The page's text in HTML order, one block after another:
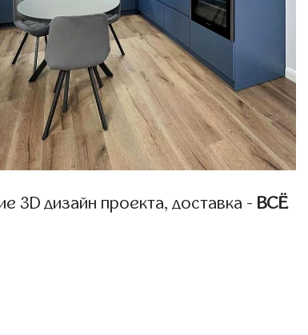
3D дизайн проекта, доставка - ВСЁ